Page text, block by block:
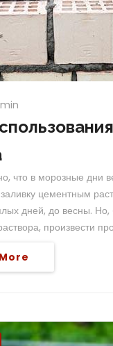
что в морозные дни
заливку цементным
дней, до весны. Но,
произвести